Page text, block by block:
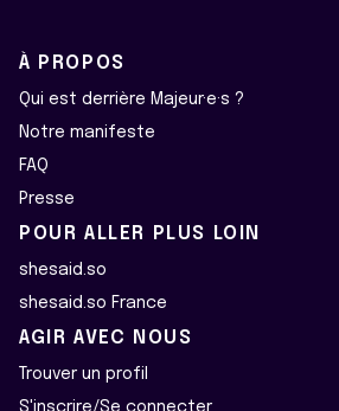
À PROPOS
Qui est derrière Majeur·e·s ?
Notre manifeste
FAQ
Presse
POUR ALLER PLUS LOIN
shesaid.so
shesaid.so France
AGIR AVEC NOUS
Trouver un profil
S'inscrire/Se connecter